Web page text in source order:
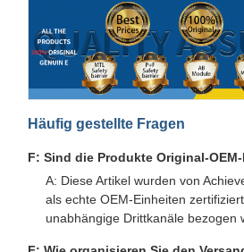
Häufig gestellte Fragen
F: Sind die Produkte Original-
A: Diese Artikel wurden von
als echte OEM-Einheiten
unabhängige Drittkanäle bezogen